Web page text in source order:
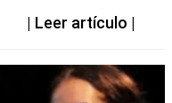
Leer artículo